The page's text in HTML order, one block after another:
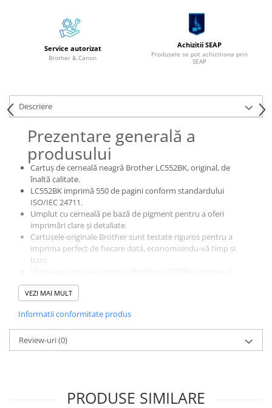
Creioane Mecanice / Mine
Dosare
Folii Protecție
Cutii Arhivare
Alonje
Clipboard-uri
Accesorii pentru Arhivare
Caiete Mecanice
Articole Ambalare
Elastice bani
Ecusoane
Intercalatoare
Sfoară
Ghiozdane / Genți
Service autorizat
Brother & Canon
Achizitii SEAP
Produsele se pot achizitiona prin
SEAP
Descriere
Prezentare generală a
produsului
Cartuș de cerneală neagră Brother LC552BK, original, de
înaltă calitate.
LC552BK imprimă 550 de pagini conform standardului
ISO/IEC 24711.
Umplut cu cerneală pe bază de pigment pentru a oferi
imprimări clare și detaliate.
Cartușele originale Brother sunt testate riguros pentru a
imprima perfect de fiecare dată, economisindu-vă timp și
bani.
garanția imprimantei.
Imprimați mai multe pagini cu opțiunea de randament
VEZI MAI MULT
Informatii conformitate produs
Review-uri(0)
PRODUSE SIMILARE